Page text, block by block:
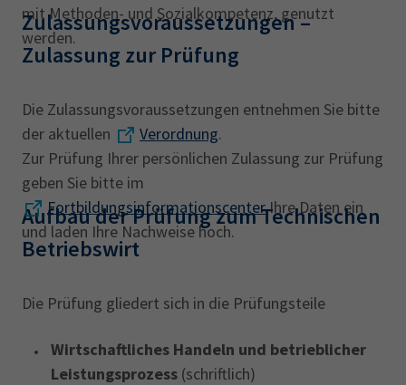
mit Methoden- und Sozialkompetenz, genutzt
werden.
Zulassungsvoraussetzungen ‎–
Zulassung zur Prüfung
Die Zulassungsvoraussetzungen entnehmen Sie bitte
der aktuellen
Verordnung.
Zur Prüfung Ihrer persönlichen Zulassung zur Prüfung
geben Sie bitte im
FortbildungsinformationscenterIhre Daten ein
und laden Ihre Nachweise hoch.
Aufbau der Prüfung zum Technischen
Betriebswirt
Die Prüfung gliedert sich in die Prüfungsteile
Wirtschaftliches Handeln und betrieblicher
Leistungsprozess (schriftlich)